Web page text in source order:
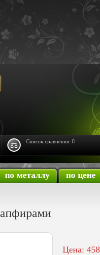
по металлу по цене
Цена:
Список сравнения: 0